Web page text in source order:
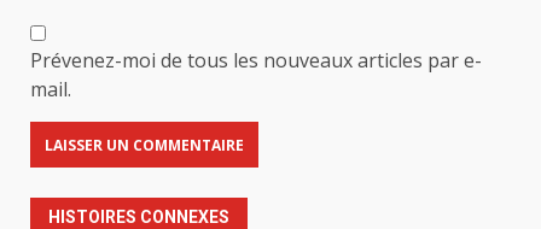
Prévenez-moi de tous les nouveaux articles par e-
mail.
HISTOIRES CONNEXES